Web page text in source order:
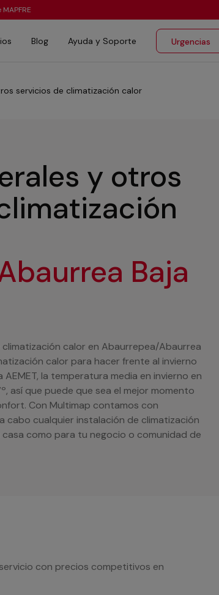
Blog Ayuda y Soporte Urgencias
servicios de climatización calor
y otros
Baja
calor en Abaurrepea/Abaurrea
calor para hacer frente al invierno
la temperatura media en invierno en
así que puede que sea el mejor momento
Con Multimap contamos con
cabo cualquier instalación de climatización
como para tu negocio o comunidad de
con precios competitivos en